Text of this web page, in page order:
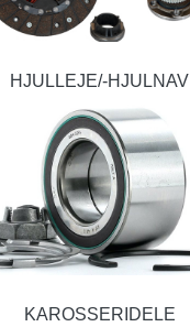
HJULLEJE/-HJULNAV
KAROSSERIDELE